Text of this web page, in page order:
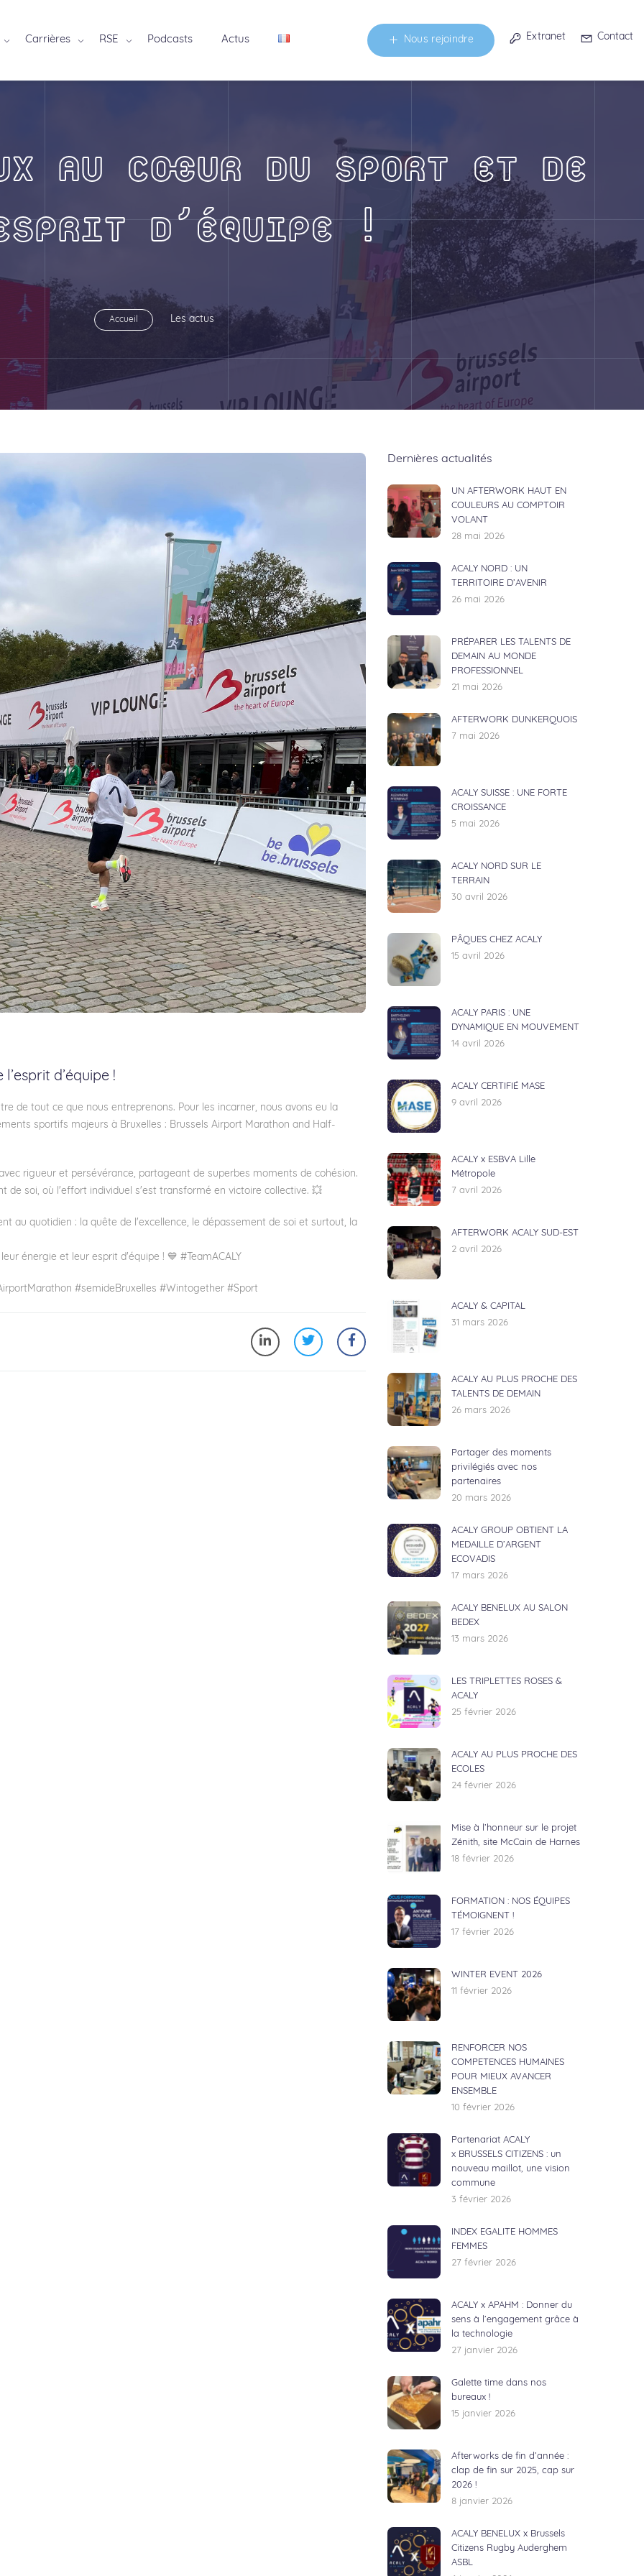
Carrières RSE Podcasts Actus Nous rejoindre Extranet Contact
AU CŒUR DU SPORT ET DE
D’ÉQUIPE !
Accueil Les actus
d’équipe !
de tout ce que nous entreprenons. Pour les incarner, nous avons eu la
sportifs majeurs à Bruxelles : Brussels Airport Marathon and Half-
rigueur et persévérance, partageant de superbes moments de cohésion.
de soi, où l'effort individuel s'est transformé en victoire collective. 💥
au quotidien : la quête de l'excellence, le dépassement de soi et surtout, la
énergie et leur esprit d'équipe ! 💙 #TeamACALY
#semideBruxelles #Wintogether #Sport
Dernières actualités
UN AFTERWORK HAUT EN
COULEURS AU COMPTOIR
VOLANT
28 mai 2026
ACALY NORD : UN
TERRITOIRE D’AVENIR
26 mai 2026
PRÉPARER LES TALENTS DE
DEMAIN AU MONDE
PROFESSIONNEL
21 mai 2026
AFTERWORK DUNKERQUOIS
7 mai 2026
ACALY SUISSE : UNE FORTE
CROISSANCE
5 mai 2026
ACALY NORD SUR LE
TERRAIN
30 avril 2026
PÂQUES CHEZ ACALY
15 avril 2026
ACALY PARIS : UNE
DYNAMIQUE EN MOUVEMENT
14 avril 2026
ACALY CERTIFIÉ MASE
9 avril 2026
ACALY x ESBVA Lille
Métropole
7 avril 2026
AFTERWORK ACALY SUD-EST
2 avril 2026
ACALY & CAPITAL
31 mars 2026
ACALY AU PLUS PROCHE DES
TALENTS DE DEMAIN
26 mars 2026
Partager des moments
privilégiés avec nos
partenaires
20 mars 2026
ACALY GROUP OBTIENT LA
MEDAILLE D’ARGENT
ECOVADIS
17 mars 2026
ACALY BENELUX AU SALON
BEDEX
13 mars 2026
LES TRIPLETTES ROSES &
ACALY
25 février 2026
ACALY AU PLUS PROCHE DES
ECOLES
24 février 2026
Mise à l’honneur sur le projet
Zénith, site McCain de Harnes
18 février 2026
FORMATION : NOS ÉQUIPES
TÉMOIGNENT !
17 février 2026
WINTER EVENT 2026
11 février 2026
RENFORCER NOS
COMPETENCES HUMAINES
POUR MIEUX AVANCER
ENSEMBLE
10 février 2026
Partenariat ACALY
x BRUSSELS CITIZENS : un
nouveau maillot, une vision
commune
3 février 2026
INDEX EGALITE HOMMES
FEMMES
27 février 2026
ACALY x APAHM : Donner du
sens à l’engagement grâce à
la technologie
27 janvier 2026
Galette time dans nos
bureaux !
15 janvier 2026
Afterworks de fin d’année :
clap de fin sur 2025, cap sur
2026 !
8 janvier 2026
ACALY BENELUX x Brussels
Citizens Rugby Auderghem
ASBL